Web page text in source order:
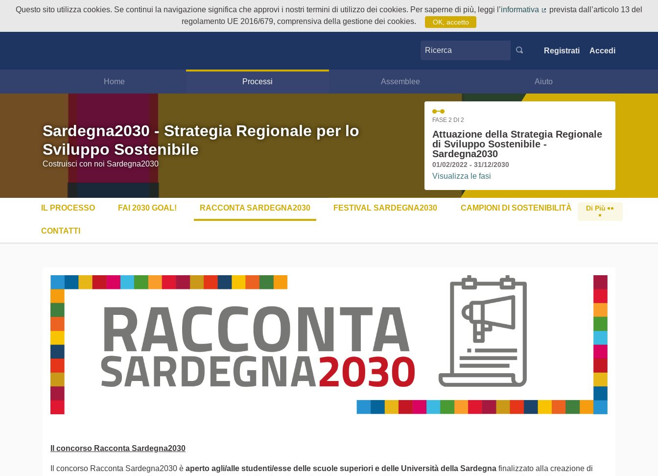
Questo sito utilizza cookies. Se continui la navigazione significa che approvi i nostri termini di utilizzo dei cookies. Per saperne di più, leggi l’informativa
prevista dall’articolo 13 del
regolamento UE 2016/679, comprensiva della gestione dei cookies.
OK, accetto
Ricerca Registrati Accedi
Home Processi Assemblee Aiuto
Sardegna2030 - Strategia Regionale per lo
Sviluppo Sostenibile
Costruisci con noi Sardegna2030
FASE 2 DI 2
Attuazione della Strategia Regionale
di Sviluppo Sostenibile -
Sardegna2030
01/02/2022 - 31/12/2030
Visualizza le fasi
IL PROCESSO FAI 2030 GOAL! RACCONTA SARDEGNA2030 FESTIVAL SARDEGNA2030 CAMPIONI DI SOSTENIBILITÀ
CONTATTI
Di Più
Il concorso Racconta Sardegna2030
Il concorso Racconta Sardegna2030 è aperto agli/alle studenti/esse delle scuole superiori e delle Università della Sardegna finalizzato alla creazione di